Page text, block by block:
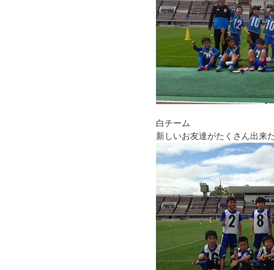
白チーム
新しいお友達がたくさん出来